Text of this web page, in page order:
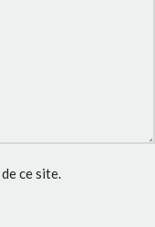
de ce site.